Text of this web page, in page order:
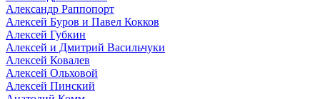
Александр Раппопорт
Алексей Буров и Павел Кокков
Алексей Губкин
Алексей и Дмитрий Васильчуки
Алексей Ковалев
Алексей Ольховой
Алексей Пинский